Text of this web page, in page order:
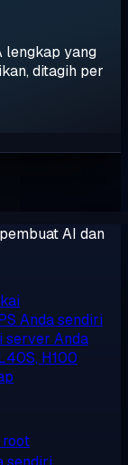
lengkap yang
ditagih per
AI dan
Anda sendiri
server Anda
H100
root